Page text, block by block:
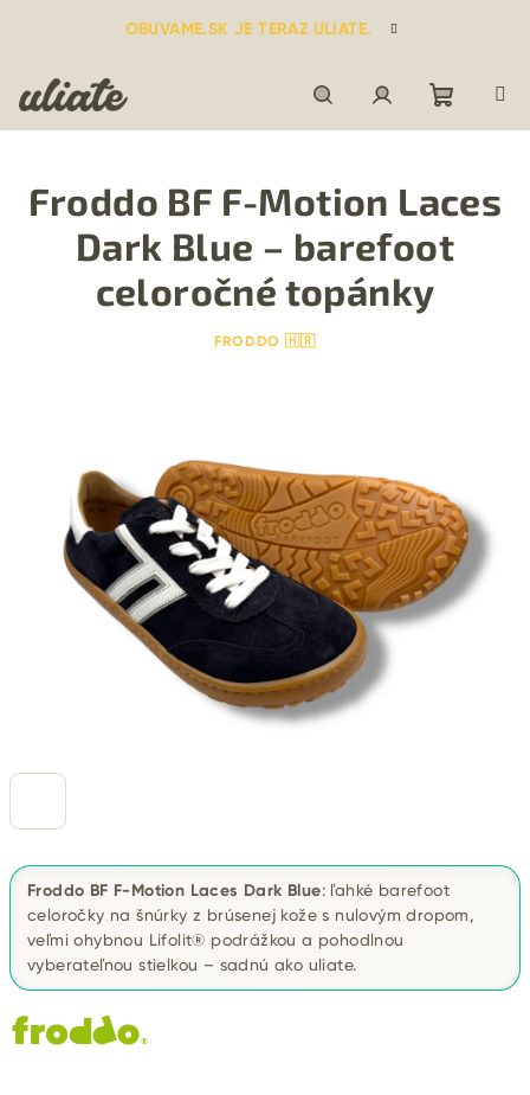
OBUVAME.SK JE TERAZ ULIATE.
HľadaťPrihlásenie
košík
Froddo BF F-Motion Laces Dark Blue: ľahké barefoot
celoročky na šnúrky z brúsenej kože s nulovým dropom,
veľmi ohybnou Lifolit® podrážkou a pohodlnou
vyberateľnou stielkou – sadnú ako uliate.
Froddo BF F-Motion Laces
Dark Blue – barefoot
celoročné topánky
FRODDO 🇭🇷